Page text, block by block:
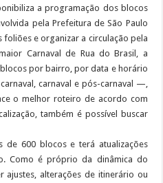
a programação dos blocos
pela Prefeitura de São Paulo
e organizar a circulação pela
Carnaval de Rua do Brasil, a
por bairro, por data e horário
carnaval e pós-carnaval —,
o melhor roteiro de acordo com
também é possível buscar
de 600 blocos e terá atualizações
Como é próprio da dinâmica do
ajustes, alterações de itinerário ou